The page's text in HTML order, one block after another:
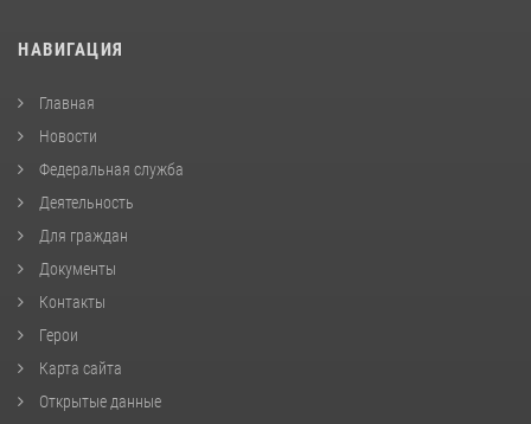
НАВИГАЦИЯ
Главная
Новости
Федеральная служба
Деятельность
Для граждан
Документы
Контакты
Герои
Карта сайта
Открытые данные